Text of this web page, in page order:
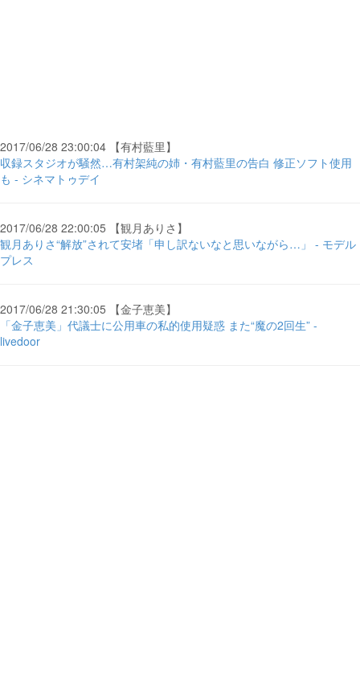
2017/06/28 23:00:04 【有村藍里】
収録スタジオが騒然…有村架純の姉・有村藍里の告白 修正ソフト使用
も - シネマトゥデイ
2017/06/28 22:00:05 【観月ありさ】
観月ありさ“解放”されて安堵「申し訳ないなと思いながら…」 - モデル
プレス
2017/06/28 21:30:05 【金子恵美】
「金子恵美」代議士に公用車の私的使用疑惑 また“魔の2回生” -
livedoor